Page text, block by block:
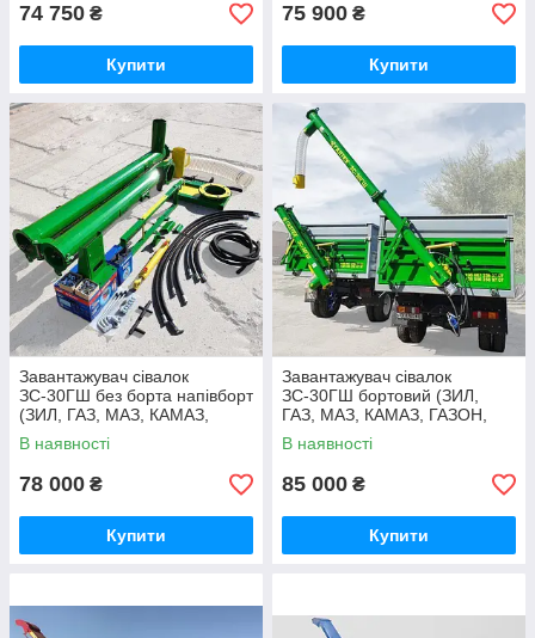
74 750 ₴
Купити
75 900 ₴
Купити
Завантажувач сівалок
ЗС-30ГШ без борта напівборт
(ЗИЛ, ГАЗ, МАЗ, КАМАЗ,
ГАЗОН, 2ПТС-4, 2ПТС-6,
2ПТС-9)
В наявності
78 000 ₴
Купити
Завантажувач сівалок
ЗС-30ГШ бортовий (ЗИЛ,
ГАЗ, МАЗ, КАМАЗ, ГАЗОН,
2ПТС-4, 2ПТС-6, 2ПТС-9)
В наявності
85 000 ₴
Купити